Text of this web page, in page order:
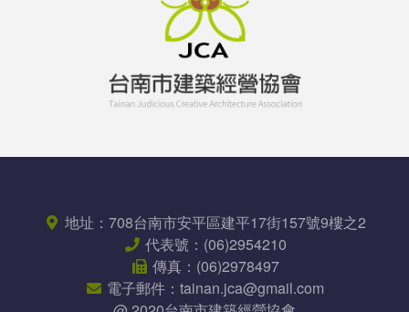
地址： 708台南市安平區建平17街157號9樓之2
代表號： (06)2954210
傳真： (06)2978497
電子郵件： tainan.jca@gmail.com